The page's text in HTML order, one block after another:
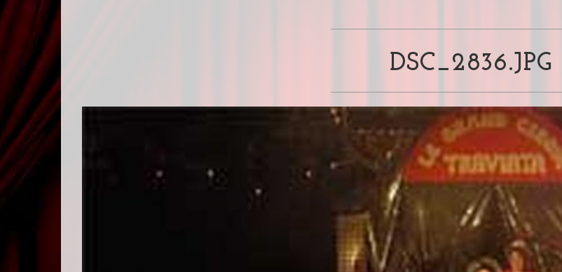
DSC_2836.JPG